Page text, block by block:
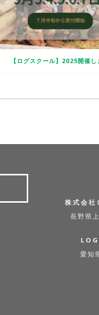
【ログスクール】2025開催し
株式会社
長野県
愛知